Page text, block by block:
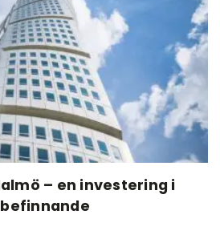
– en investering i